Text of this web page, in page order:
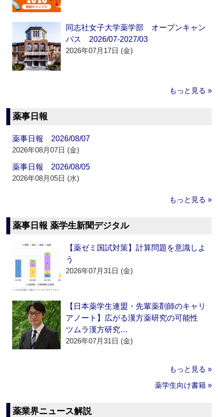
同志社女子大学薬学部 オープンキャン
パス 2026/07-2027/03
2026年07月17日 (金)
もっと見る »
薬事日報
薬事日報 2026/08/07
2026年08月07日 (金)
薬事日報 2026/08/05
2026年08月05日 (水)
もっと見る »
薬事日報 薬学生新聞デジタル
【薬ゼミ国試対策】計算問題を意識しよ
う
2026年07月31日 (金)
【日本薬学生連盟・先輩薬剤師のキャリ
アノート】広がる漢方薬研究の可能性
ツムラ漢方研究…
2026年07月31日 (金)
もっと見る »
薬学生向け書籍 »
薬業界ニュース解説